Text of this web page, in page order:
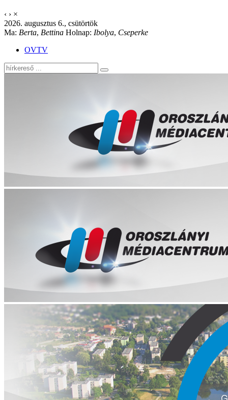
‹ › ×
2026. augusztus 6., csütörtök
Ma: Berta, Bettina Holnap: Ibolya, Cseperke
OVTV